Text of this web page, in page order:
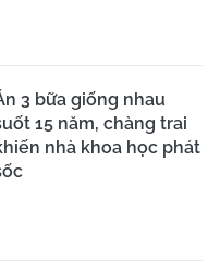
3 bữa giống nhau
15 năm, chàng trai
nhà khoa học phát